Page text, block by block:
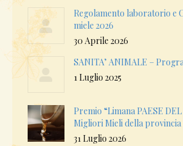
Regolamento laboratorio e
miele 2026
30 Aprile 2026
SANITA’ ANIMALE –
1 Luglio 2025
Premio “Limana PAESE
Migliori Mieli della provincia
31 Luglio 2026